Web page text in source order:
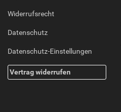
Widerrufsrecht
Datenschutz
Datenschutz-Einstellungen
Vertrag widerrufen